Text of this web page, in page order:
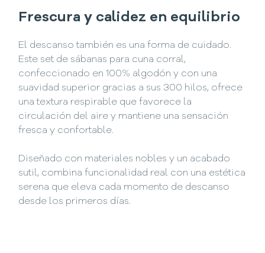
Frescura y calidez en equilibrio
El descanso también es una forma de cuidado.
Este set de sábanas para cuna corral,
confeccionado en 100% algodón y con una
suavidad superior gracias a sus 300 hilos, ofrece
una textura respirable que favorece la
circulación del aire y mantiene una sensación
fresca y confortable.
Diseñado con materiales nobles y un acabado
sutil, combina funcionalidad real con una estética
serena que eleva cada momento de descanso
desde los primeros días.